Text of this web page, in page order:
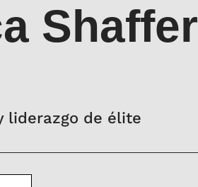
Shaffer
liderazgo de élite